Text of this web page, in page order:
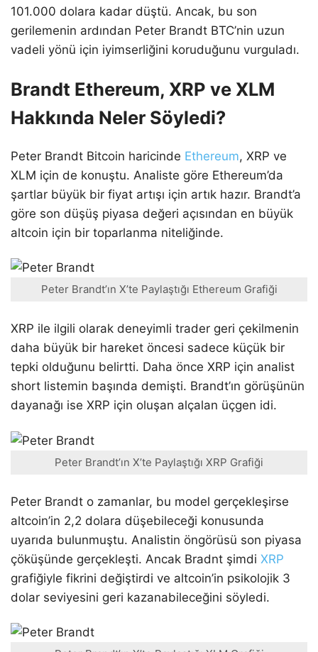
101.000 dolara kadar düştü. Ancak, bu son
gerilemenin ardından Peter Brandt BTC’nin uzun
vadeli yönü için iyimserliğini koruduğunu vurguladı.
Brandt Ethereum, XRP ve XLM
Hakkında Neler Söyledi?
Peter Brandt Bitcoin haricinde Ethereum, XRP ve
XLM için de konuştu. Analiste göre Ethereum’da
şartlar büyük bir fiyat artışı için artık hazır. Brandt’a
göre son düşüş piyasa değeri açısından en büyük
altcoin için bir toparlanma niteliğinde.
Peter Brandt’ın X’te Paylaştığı Ethereum Grafiği
XRP ile ilgili olarak deneyimli trader geri çekilmenin
daha büyük bir hareket öncesi sadece küçük bir
tepki olduğunu belirtti. Daha önce XRP için analist
short listemin başında demişti. Brandt’ın görüşünün
dayanağı ise XRP için oluşan alçalan üçgen idi.
Peter Brandt’ın X’te Paylaştığı XRP Grafiği
Peter Brandt o zamanlar, bu model gerçekleşirse
altcoin’in 2,2 dolara düşebileceği konusunda
uyarıda bulunmuştu. Analistin öngörüsü son piyasa
çöküşünde gerçekleşti. Ancak Bradnt şimdi XRP
grafiğiyle fikrini değiştirdi ve altcoin’in psikolojik 3
dolar seviyesini geri kazanabileceğini söyledi.